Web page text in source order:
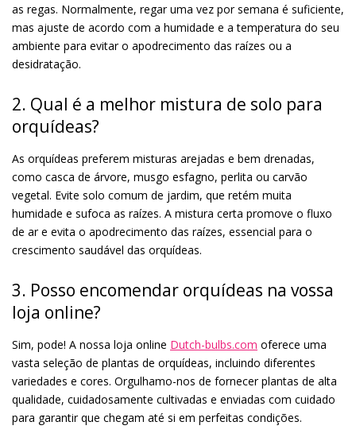
as regas. Normalmente, regar uma vez por semana é suficiente,
mas ajuste de acordo com a humidade e a temperatura do seu
ambiente para evitar o apodrecimento das raízes ou a
desidratação.
2. Qual é a melhor mistura de solo para
orquídeas?
As orquídeas preferem misturas arejadas e bem drenadas,
como casca de árvore, musgo esfagno, perlita ou carvão
vegetal. Evite solo comum de jardim, que retém muita
humidade e sufoca as raízes. A mistura certa promove o fluxo
de ar e evita o apodrecimento das raízes, essencial para o
crescimento saudável das orquídeas.
3. Posso encomendar orquídeas na vossa
loja online?
Sim, pode! A nossa loja online Dutch-bulbs.com oferece uma
vasta seleção de plantas de orquídeas, incluindo diferentes
variedades e cores. Orgulhamo-nos de fornecer plantas de alta
qualidade, cuidadosamente cultivadas e enviadas com cuidado
para garantir que chegam até si em perfeitas condições.